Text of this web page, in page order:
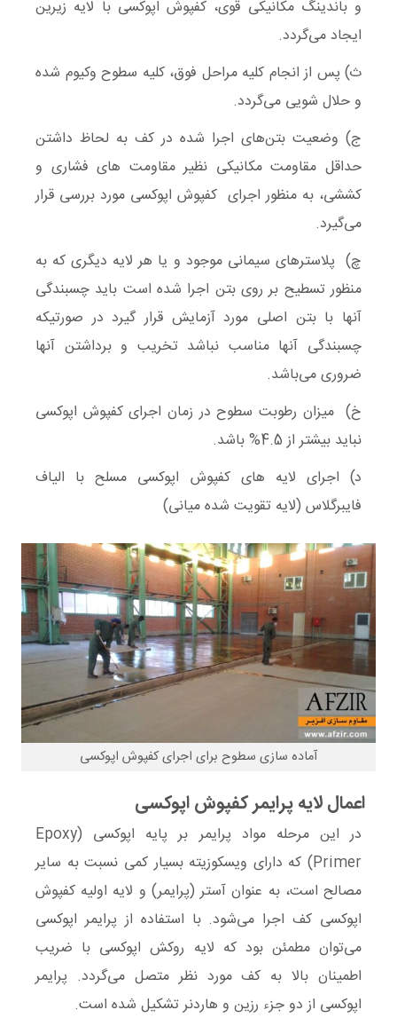
و باندینگ مکانیکی قوی، کفپوش اپوکسی با لایه زیرین
ایجاد می‌گردد.
ث) پس از انجام کلیه مراحل فوق، کلیه سطوح وکیوم شده
و حلال شویی می‌گردد.
ج) وضعیت بتن‌های اجرا شده در کف به لحاظ داشتن
حداقل مقاومت مکانیکی نظیر مقاومت های فشاری و
کششی، به منظور اجرای کفپوش اپوکسی مورد بررسی قرار
می‌گیرد.
چ) پلاسترهای سیمانی موجود و یا هر لایه دیگری که به
منظور تسطیح بر روی بتن اجرا شده است باید چسبندگی
آنها با بتن اصلی مورد آزمایش قرار گیرد در صورتیکه
چسبندگی آنها مناسب نباشد تخریب و برداشتن آنها
ضروری می‌باشد.
خ) میزان رطوبت سطوح در زمان اجرای کفپوش اپوکسی
نباید بیشتر از 4.5% باشد.
د) اجرای لایه های کفپوش‌ اپوکسی مسلح با الیاف
فایبرگلاس (لایه تقویت شده میانی)
آماده سازی سطوح برای اجرای کفپوش اپوکسی
اعمال لایه پرایمر کفپوش اپوکسی
در این مرحله مواد پرایمر بر پایه اپوکسی (Epoxy
Primer) که دارای ویسکوزیته بسیار کمی نسبت به سایر
مصالح است، به عنوان آستر (پرایمر) و لایه اولیه کفپوش
اپوکسی کف اجرا می‌شود. با استفاده از پرایمر اپوکسی
می‌توان مطمئن بود که لایه روکش اپوکسی با ضریب
اطمینان بالا به کف مورد نظر متصل می‌گردد. پرایمر
اپوکسی از دو جزء رزین و هاردنر تشکیل شده است.